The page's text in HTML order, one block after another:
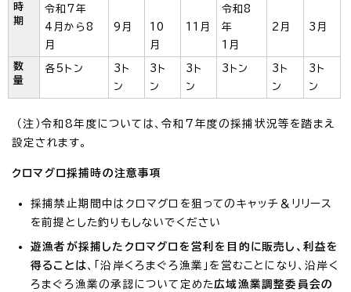
時
期
令和7年
4月から8
月
9月
10
月
11月
令和8
年
1月
2月 3月
数
量
各5トン
3ト
ン
3ト
ン
3ト
ン
3トン
3ト
ン
3ト
ン
（注）令和8年度については、令和7年度の採捕状況等を踏まえ
設定されます。
クロマグロ採捕時の注意事項
採捕禁止期間中はクロマグロを狙ってのキャッチ＆リリース
を前提とした釣りもしないでください
遊漁者が採捕したクロマグロを営利を目的に販売し、利益を
得ることは、「沿岸くろまぐろ漁業」を営むことになり、沿岸く
ろまぐろ漁業の承認について定めた 広域漁業調整委員会の